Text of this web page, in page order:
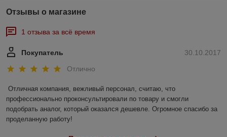
Отзывы о магазине
1 отзыва за всё время
30.10.2017
Покупатель
Отлично
Отличная компания, вежливый персонал, считаю, что
профессионально проконсультировали по товару и смогли
подобрать аналог, который оказался дешевле. Огромное спасибо за
проделанную работу!